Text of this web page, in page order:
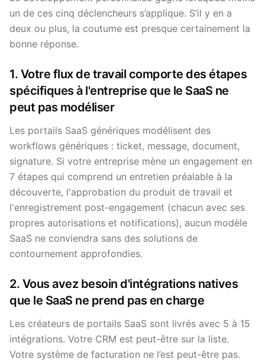
un de ces cinq déclencheurs s’applique. S’il y en a
deux ou plus, la coutume est presque certainement la
bonne réponse.
1. Votre flux de travail comporte des étapes
spécifiques à l'entreprise que le SaaS ne
peut pas modéliser
Les portails SaaS génériques modélisent des
workflows génériques : ticket, message, document,
signature. Si votre entreprise mène un engagement en
7 étapes qui comprend un entretien préalable à la
découverte, l'approbation du produit de travail et
l'enregistrement post-engagement (chacun avec ses
propres autorisations et notifications), aucun modèle
SaaS ne conviendra sans des solutions de
contournement approfondies.
2. Vous avez besoin d'intégrations natives
que le SaaS ne prend pas en charge
Les créateurs de portails SaaS sont livrés avec 5 à 15
intégrations. Votre CRM est peut-être sur la liste.
Votre système de facturation ne l’est peut-être pas.